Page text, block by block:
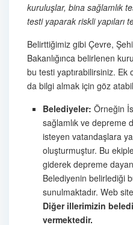
kuruluşlar, bina sağlamlık
testi yaparak riskli yapıları
Belirttiğimiz gibi Çevre,
Bakanlığınca belirlenen
bu testi yaptırabilirsiniz. Ek
da bilgi almak için göz
Belediyeler: Örneğin
sağlamlık ve depreme
isteyen vatandaşlara
oluşturmuştur. Bu
giderek depreme
Belediyenin belirlediği
sunulmaktadır. Web
Diğer illerimizin
vermektedir.